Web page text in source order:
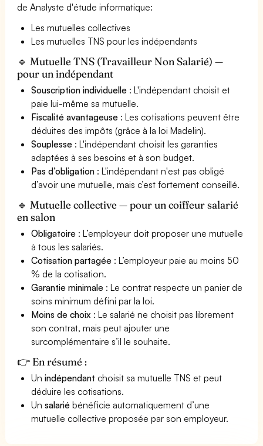
de Analyste d'étude informatique:
Les mutuelles collectives
Les mutuelles TNS pour les indépendants
🔹 Mutuelle TNS (Travailleur Non Salarié) —
pour un indépendant
Souscription individuelle : L'indépendant choisit et
paie lui-même sa mutuelle.
Fiscalité avantageuse : Les cotisations peuvent être
déduites des impôts (grâce à la loi Madelin).
Souplesse : L'indépendant choisit les garanties
adaptées à ses besoins et à son budget.
Pas d’obligation : L'indépendant n'est pas obligé
d’avoir une mutuelle, mais c’est fortement conseillé.
🔹 Mutuelle collective — pour un coiffeur salarié
en salon
Obligatoire : L’employeur doit proposer une mutuelle
à tous les salariés.
Cotisation partagée : L’employeur paie au moins 50
% de la cotisation.
Garantie minimale : Le contrat respecte un panier de
soins minimum défini par la loi.
Moins de choix : Le salarié ne choisit pas librement
son contrat, mais peut ajouter une
surcomplémentaire s’il le souhaite.
👉 En résumé :
Unindépendant choisit sa mutuelle TNS et peut
déduire les cotisations.
Unsalarié bénéficie automatiquement d’une
mutuelle collective proposée par son employeur.